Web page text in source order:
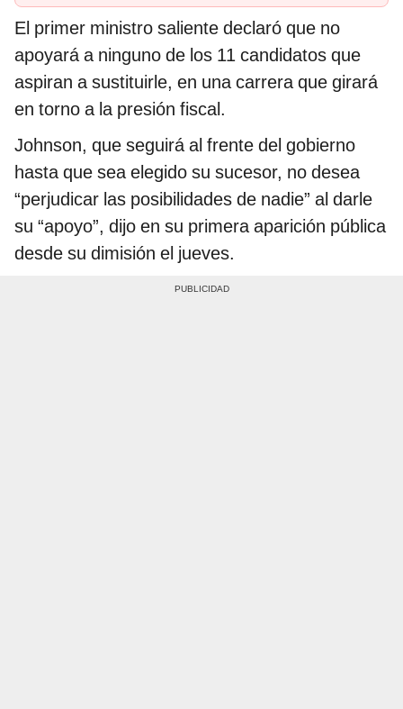
El primer ministro saliente declaró que no
apoyará a ninguno de los 11 candidatos que
aspiran a sustituirle, en una carrera que girará
en torno a la presión fiscal.
Johnson, que seguirá al frente del gobierno
hasta que sea elegido su sucesor, no desea
“perjudicar las posibilidades de nadie” al darle
su “apoyo”, dijo en su primera aparición pública
desde su dimisión el jueves.